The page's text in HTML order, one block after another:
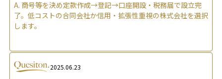
A. 商号等を決め定款作成→登記→口座開設・税務届で設立完
了。低コストの合同会社か信用・拡張性重視の株式会社を選択
します。
2025.06.23